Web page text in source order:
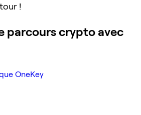
!
parcours crypto avec
OneKey